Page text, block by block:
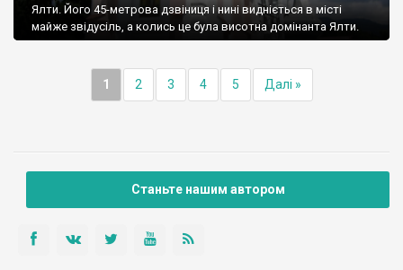
Ялти. Його 45-метрова дзвіниця і нині видніється в місті
майже звідусіль, а колись це була висотна домінанта Ялти.
1 2 3 4 5 Далі »
Станьте нашим автором